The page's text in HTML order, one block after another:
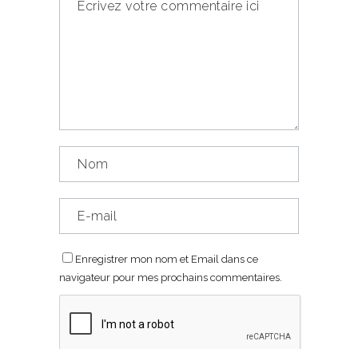
Enregistrer mon nom et Email dans ce
navigateur pour mes prochains commentaires.